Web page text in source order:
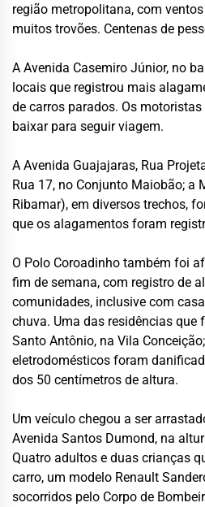
região metropolitana, com
muitos trovões. Centenas de
A Avenida Casemiro Júnior, no
locais que registrou mais
de carros parados. Os
baixar para seguir viagem.
A Avenida Guajajaras, Rua
Rua 17, no Conjunto Maiobão; a
Ribamar), em diversos trechos,
que os alagamentos foram
O Polo Coroadinho também foi
fim de semana, com registro de
comunidades, inclusive com
chuva. Uma das residências que
Santo Antônio, na Vila
eletrodomésticos foram
dos 50 centímetros de altura.
Um veículo chegou a ser
Avenida Santos Dumond, na
Quatro adultos e duas crianças
carro, um modelo Renault
socorridos pelo Corpo de